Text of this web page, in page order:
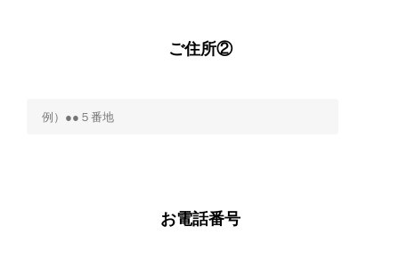
ご住所②
お電話番号